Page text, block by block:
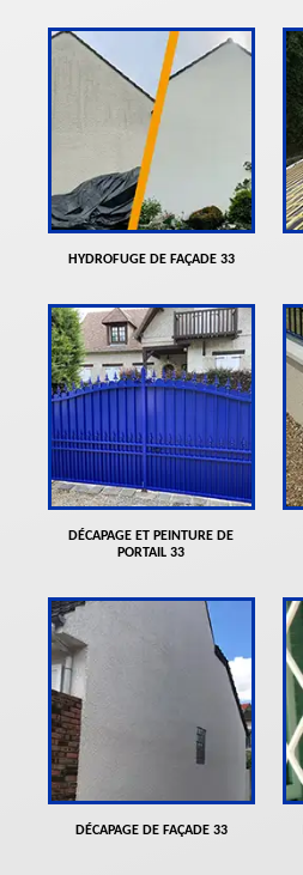
HYDROFUGE DE FAÇADE 33
DÉCAPAGE ET PEINTURE DE
PORTAIL 33
DÉCAPAGE DE FAÇADE 33